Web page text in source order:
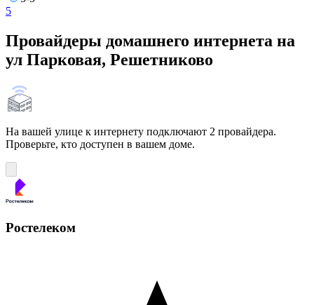
5
Провайдеры домашнего интернета на
ул Парковая, Решетниково
На вашей улице к интернету подключают 2 провайдера.
Проверьте, кто доступен в вашем доме.
Ростелеком